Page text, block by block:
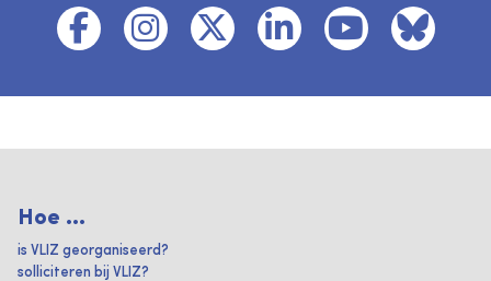
Hoe ...
is VLIZ georganiseerd?
solliciteren bij VLIZ?